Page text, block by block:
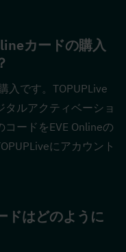
カードの購入
入です。TOPUPLive
ルアクティベーショ
ードをEVE Onlineの
にアカウント
ドはどのように